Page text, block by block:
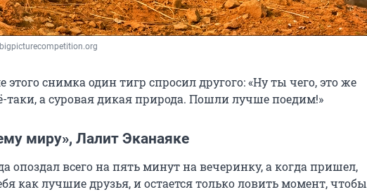
bigpicturecompetition.org
этого снимка один тигр спросил другого: «Ну ты чего, это же
таки, а суровая дикая природа. Пошли лучше поедим!»
миру», Лалит Эканаяке
опоздал всего на пять минут на вечеринку, а когда пришел,
как лучшие друзья, и остается только ловить момент, чтобы